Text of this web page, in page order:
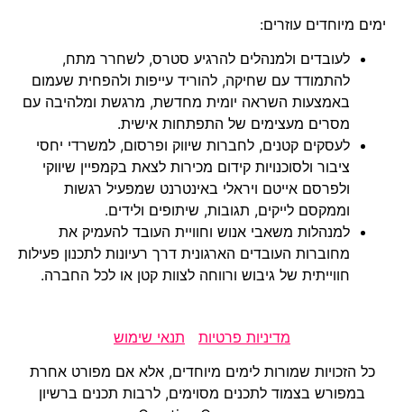
ימים מיוחדים עוזרים:
לעובדים ולמנהלים להרגיע סטרס, לשחרר מתח,
להתמודד עם שחיקה, להוריד עייפות ולהפחית שעמום
באמצעות השראה יומית מחדשת, מרגשת ומלהיבה עם
מסרים מעצימים של התפתחות אישית.
לעסקים קטנים, לחברות שיווק ופרסום, למשרדי יחסי
ציבור ולסוכנויות קידום מכירות לצאת בקמפיין שיווקי
ולפרסם אייטם ויראלי באינטרנט שמפעיל רגשות
וממקסם לייקים, תגובות, שיתופים ולידים.
למנהלות משאבי אנוש וחוויית העובד להעמיק את
מחוברות העובדים הארגונית דרך רעיונות לתכנון פעילות
חווייתית של גיבוש ורווחה לצוות קטן או לכל החברה.
מדיניות פרטיות
תנאי שימוש
כל הזכויות שמורות לימים מיוחדים, אלא אם מפורט אחרת
במפורש בצמוד לתכנים מסוימים, לרבות תכנים ברשיון